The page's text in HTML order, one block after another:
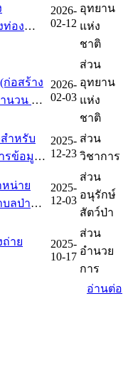
ท่อง
2026-
02-12
อุทยาน
แห่ง
ชาติ
ก่อสร้าง
นวน 1
2026-
02-03
ส่วน
อุทยาน
แห่ง
ชาติ
ำหรับ
รข้อมูล
จังหวัด
2025-
12-23
ส่วน
วิชาการ
หน่าย
2025-
12-03
ส่วน
อนุรักษ์
สัตว์ป่า
าย
2025-
10-17
ส่วน
อำนวย
การ
อ่านต่อ